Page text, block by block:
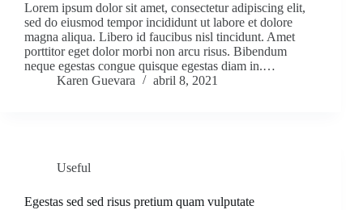
Lorem ipsum dolor sit amet, consectetur adipiscing elit,
sed do eiusmod tempor incididunt ut labore et dolore
magna aliqua. Libero id faucibus nisl tincidunt. Amet
porttitor eget dolor morbi non arcu risus. Bibendum
neque egestas congue quisque egestas diam in.…
Karen Guevara
abril 8, 2021
Useful
Egestas sed sed risus pretium quam vulputate